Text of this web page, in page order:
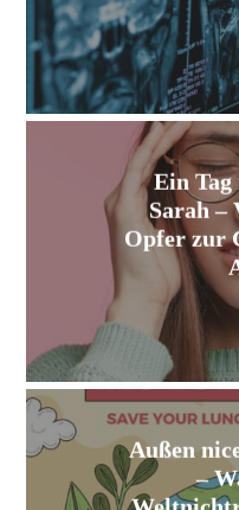
Ein Tag
Sarah –
Opfer zur
Außen
–